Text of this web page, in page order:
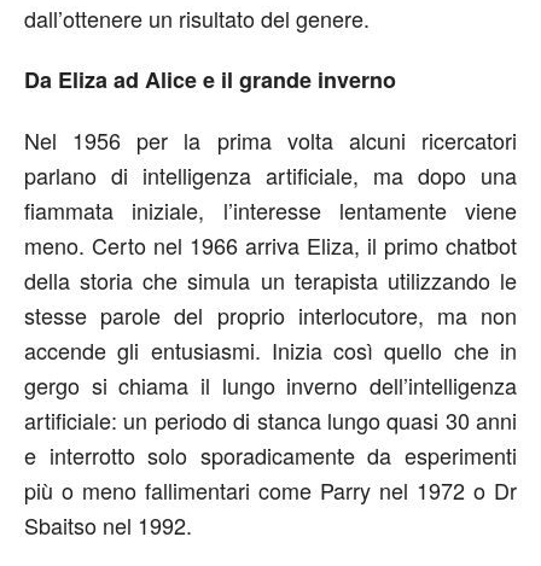
dall’ottenere un risultato del genere.
Da Eliza ad Alice e il grande inverno
Nel 1956 per la prima volta alcuni ricercatori
parlano di intelligenza artificiale, ma dopo una
fiammata iniziale, l’interesse lentamente viene
meno. Certo nel 1966 arriva Eliza, il primo chatbot
della storia che simula un terapista utilizzando le
stesse parole del proprio interlocutore, ma non
accende gli entusiasmi. Inizia così quello che in
gergo si chiama il lungo inverno dell’intelligenza
artificiale: un periodo di stanca lungo quasi 30 anni
e interrotto solo sporadicamente da esperimenti
più o meno fallimentari come Parry nel 1972 o Dr
Sbaitso nel 1992.